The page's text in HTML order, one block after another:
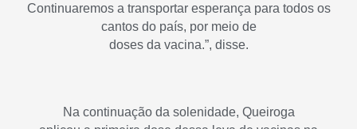
Continuaremos a transportar esperança para todos os
cantos do país, por meio de
doses da vacina.”, disse.
Na continuação da solenidade, Queiroga